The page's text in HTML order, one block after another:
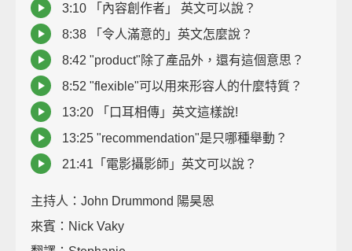
3:10 「內容創作者」 英文可以說？
8:38 「令人滿意的」英文怎麼說？
8:42 "product"除了產品外，還有這個意思？
8:52 "flexible"可以用來形容人的什麼特質？
13:20 「口耳相傳」英文這樣說!
13:25 "recommendation"是只哪種舉動？
21:41「電影攝影師」英文可以說？
主持人：John Drummond 陽昊恩
來賓：Nick Vaky